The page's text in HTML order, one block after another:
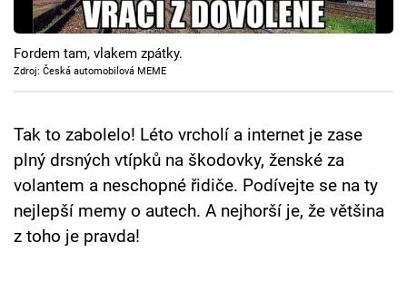
Cool Esport
Pořady
Sledujte prima+
Přihlášení
Fordem tam, vlakem zpátky.
Zdroj: Česká automobilová MEME
Tak to zabolelo! Léto vrcholí a internet je zase
plný drsných vtípků na škodovky, ženské za
volantem a neschopné řidiče. Podívejte se na ty
nejlepší memy o autech. A nejhorší je, že většina
z toho je pravda!